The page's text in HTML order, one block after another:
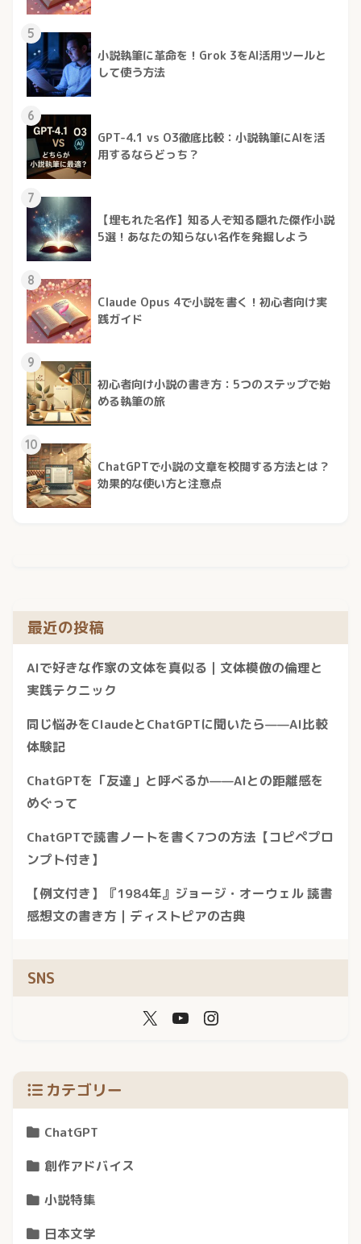
5
小説執筆に革命を！Grok 3をAI活用ツールと
して使う方法
6
GPT-4.1 vs O3徹底比較：小説執筆にAIを活
用するならどっち？
7
【埋もれた名作】知る人ぞ知る隠れた傑作小説
5選！あなたの知らない名作を発掘しよう
8
Claude Opus 4で小説を書く！初心者向け実
践ガイド
9
初心者向け小説の書き方：5つのステップで始
める執筆の旅
10
ChatGPTで小説の文章を校閲する方法とは？
効果的な使い方と注意点
最近の投稿
AIで好きな作家の文体を真似る｜文体模倣の倫理と
実践テクニック
同じ悩みをClaudeとChatGPTに聞いたら——AI比較
体験記
ChatGPTを「友達」と呼べるか——AIとの距離感を
めぐって
ChatGPTで読書ノートを書く7つの方法【コピペプロ
ンプト付き】
【例文付き】『1984年』ジョージ・オーウェル 読書
感想文の書き方｜ディストピアの古典
SNS
カテゴリー
ChatGPT
創作アドバイス
小説特集
日本文学